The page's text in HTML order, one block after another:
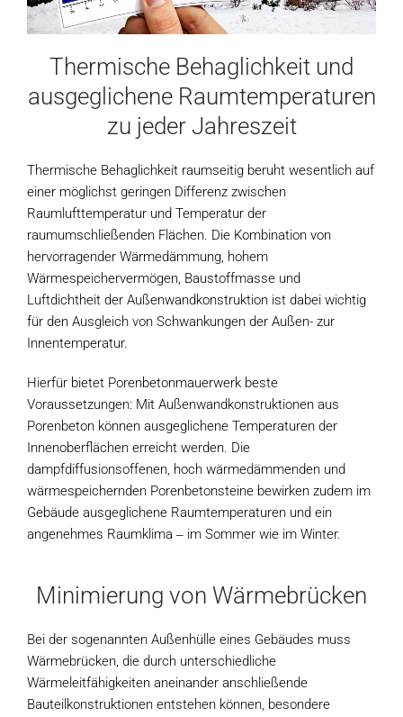
Thermische Behaglichkeit und
ausgeglichene Raumtemperaturen
zu jeder Jahreszeit
Thermische Behaglichkeit raumseitig beruht wesentlich auf
einer möglichst geringen Differenz zwischen
Raumlufttemperatur und Temperatur der
raumumschließenden Flächen. Die Kombination von
hervorragender Wärmedämmung, hohem
Wärmespeichervermögen, Baustoffmasse und
Luftdichtheit der Außenwandkonstruktion ist dabei wichtig
für den Ausgleich von Schwankungen der Außen- zur
Innentemperatur.
Hierfür bietet Porenbetonmauerwerk beste
Voraussetzungen: Mit Außenwandkonstruktionen aus
Porenbeton können ausgeglichene Temperaturen der
Innenoberflächen erreicht werden. Die
dampfdiffusionsoffenen, hoch wärmedämmenden und
wärmespeichernden Porenbetonsteine bewirken zudem im
Gebäude ausgeglichene Raumtemperaturen und ein
angenehmes Raumklima ‒ im Sommer wie im Winter.
Minimierung von Wärmebrücken
Bei der sogenannten Außenhülle eines Gebäudes muss
Wärmebrücken, die durch unterschiedliche
Wärmeleitfähigkeiten aneinander anschließende
Bauteilkonstruktionen entstehen können, besondere